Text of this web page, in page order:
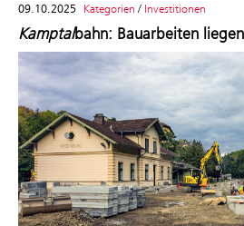
09.10.2025 Kategorien / Investitionen
Kamptalbahn: Bauarbeiten